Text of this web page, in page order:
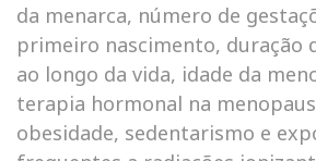
da menarca, número de
primeiro nascimento, duração
ao longo da vida, idade da
terapia hormonal na
obesidade, sedentarismo e